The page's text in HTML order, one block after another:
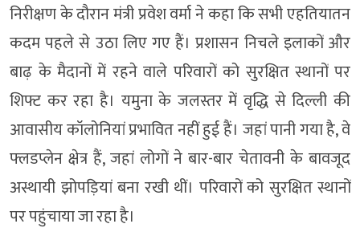
निरीक्षण के दौरान मंत्री प्रवेश वर्मा ने कहा कि सभी एहतियातन
कदम पहले से उठा लिए गए हैं। प्रशासन निचले इलाकों और
बाढ़ के मैदानों में रहने वाले परिवारों को सुरक्षित स्थानों पर
शिफ्ट कर रहा है। यमुना के जलस्तर में वृद्धि से दिल्ली की
आवासीय कॉलोनियां प्रभावित नहीं हुई हैं। जहां पानी गया है, वे
फ्लडप्लेन क्षेत्र हैं, जहां लोगों ने बार-बार चेतावनी के बावजूद
अस्थायी झोपड़ियां बना रखी थीं। परिवारों को सुरक्षित स्थानों
पर पहुंचाया जा रहा है।